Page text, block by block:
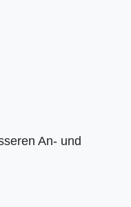
An- und